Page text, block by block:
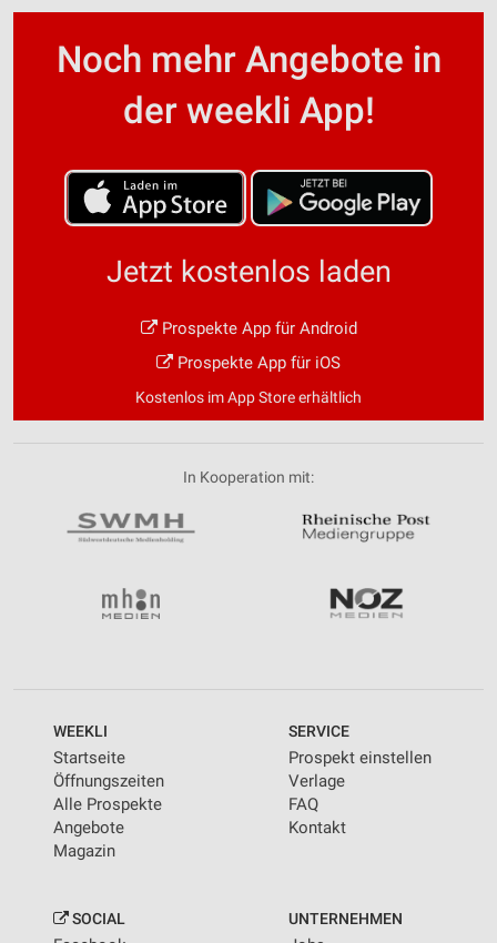
Noch mehr Angebote in
der weekli App!
Jetzt kostenlos laden
Prospekte App für Android
Prospekte App für iOS
Kostenlos im App Store erhältlich
In Kooperation mit:
WEEKLI
Startseite
Öffnungszeiten
Alle Prospekte
Angebote
Magazin
SERVICE
Prospekt einstellen
Verlage
FAQ
Kontakt
SOCIAL UNTERNEHMEN